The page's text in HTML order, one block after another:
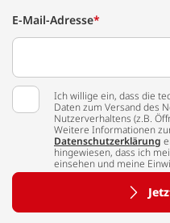
E-Mail-Adresse*
Ich willige ein, dass die
Daten zum Versand des
Nutzerverhaltens (z.B.
Weitere Informationen
Datenschutzerklärung
hingewiesen, dass ich
einsehen und meine